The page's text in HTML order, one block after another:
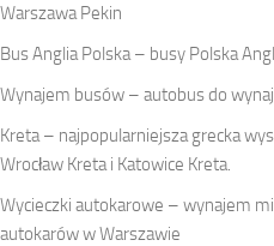
Warszawa Pekin
Bus Anglia Polska – busy Polska
Wynajem busów – autobus do
Kreta – najpopularniejsza grecka
Wrocław Kreta i Katowice Kreta.
Wycieczki autokarowe – wynajem
autokarów w Warszawie